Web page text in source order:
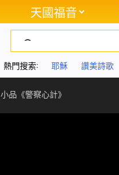
天國福音
熱門搜索: 耶穌 讚美詩歌
小品《警察心計》